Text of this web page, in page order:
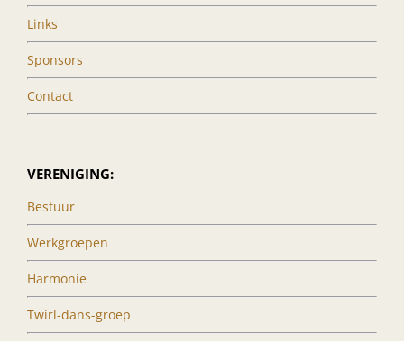
Links
Sponsors
Contact
VERENIGING:
Bestuur
Werkgroepen
Harmonie
Twirl-dans-groep